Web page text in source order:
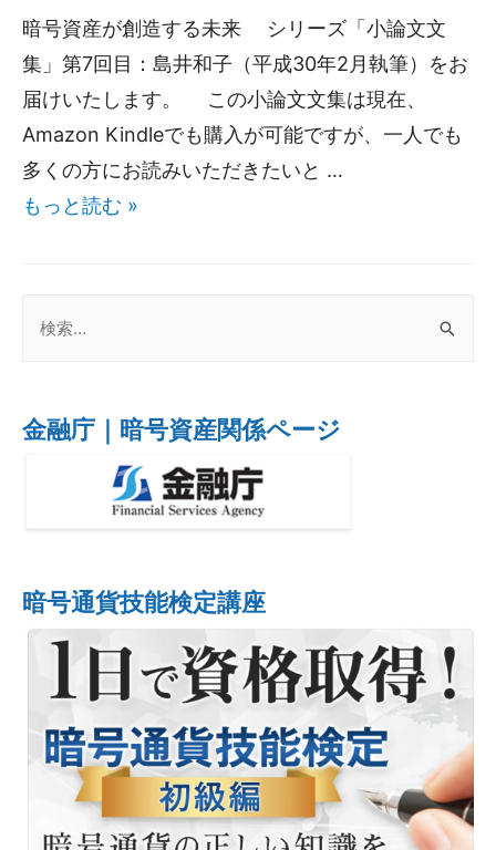
暗号資産が創造する未来 シリーズ「小論文文
集」第7回目：島井和子（平成30年2月執筆）をお
届けいたします。 この小論文文集は現在、
Amazon Kindleでも購入が可能ですが、一人でも
多くの方にお読みいただきたいと …
もっと読む »
金融庁｜暗号資産関係ページ
暗号通貨技能検定講座